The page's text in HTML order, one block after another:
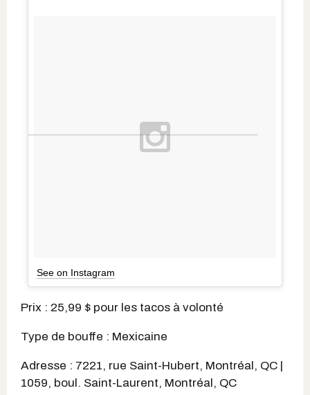
See on Instagram
Prix : 25,99 $ pour les tacos à volonté
Type de bouffe : Mexicaine
Adresse : 7221, rue Saint-Hubert, Montréal, QC |
1059, boul. Saint-Laurent, Montréal, QC